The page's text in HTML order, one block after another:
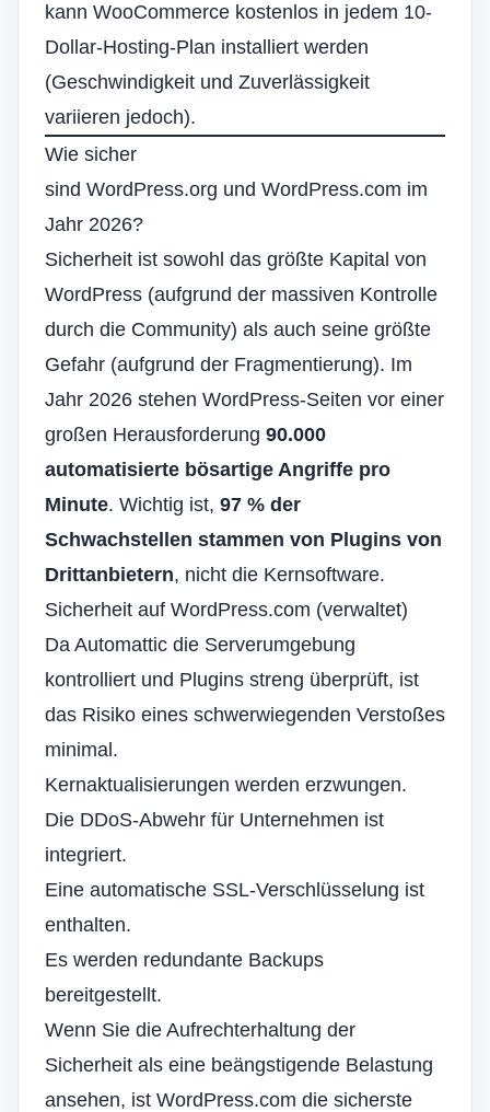
kann WooCommerce kostenlos in jedem 10-
Dollar-Hosting-Plan installiert werden
(Geschwindigkeit und Zuverlässigkeit
variieren jedoch).
Wie sicher
sind WordPress.org und WordPress.com im
Jahr 2026?
Sicherheit ist sowohl das größte Kapital von
WordPress (aufgrund der massiven Kontrolle
durch die Community) als auch seine größte
Gefahr (aufgrund der Fragmentierung). Im
Jahr 2026 stehen WordPress-Seiten vor einer
großen Herausforderung 90.000
automatisierte bösartige Angriffe pro
Minute. Wichtig ist, 97 % der
Schwachstellen stammen von Plugins von
Drittanbietern, nicht die Kernsoftware.
Sicherheit auf WordPress.com (verwaltet)
Da Automattic die Serverumgebung
kontrolliert und Plugins streng überprüft, ist
das Risiko eines schwerwiegenden Verstoßes
minimal.
Kernaktualisierungen werden erzwungen.
Die DDoS-Abwehr für Unternehmen ist
integriert.
Eine automatische SSL-Verschlüsselung ist
enthalten.
Es werden redundante Backups
bereitgestellt.
Wenn Sie die Aufrechterhaltung der
Sicherheit als eine beängstigende Belastung
ansehen, ist WordPress.com die sicherste